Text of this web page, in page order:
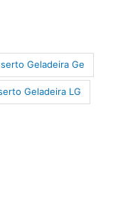
Geladeira Ge
Geladeira LG